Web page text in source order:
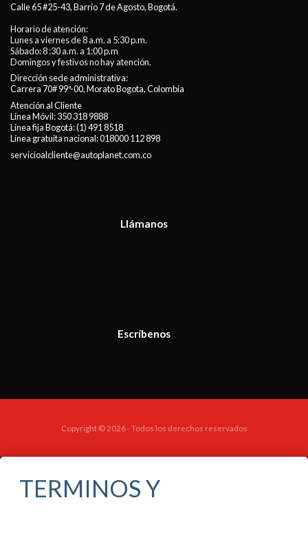
Calle 65 #25-43, Barrio 7 de Agosto, Bogotá.
Horario de atención:
Lunes a viernes de 8 a.m. a 5:30 p.m.
Sábado: 8 :30 a.m. a 1:00 p.m
Domingos y festivos no hay atención.
Dirección sede administrativa:
Carrera 70# 99ª-00, Morato Bogota, Colombia
Atención al Cliente
Línea Móvil:350 318 9888
Línea fija Bogotá:(1) 491 8518
Línea gratuita nacional:018000 112 898
servicioalcliente@autoplanet.com.co
Llámanos
Escríbenos
Copyright © 2026 - Todos los derechos reservados
TERMINOS Y